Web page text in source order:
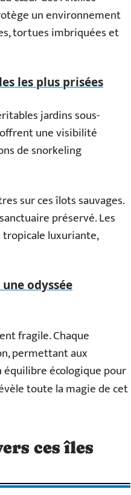
un environnement
tortues imbriquées et
les plus prisées
jardins sous-
une visibilité
de snorkeling
sur ces îlots sauvages.
préservé. Les
tropicale luxuriante,
odyssée
fragile. Chaque
permettant aux
écologique pour
toute la magie de cet
ces îles